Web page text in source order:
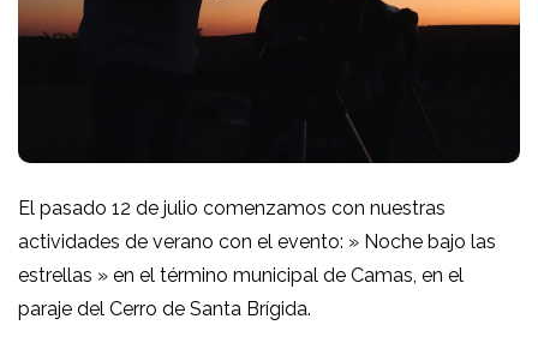
El pasado 12 de julio comenzamos con nuestras
actividades de verano con el evento: » Noche bajo las
estrellas » en el término municipal de Camas, en el
paraje del Cerro de Santa Brígida.